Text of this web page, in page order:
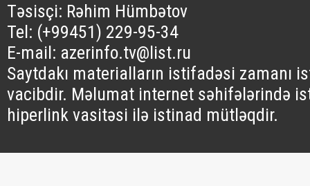
Təsisçi: Rəhim Hümbətov
Tel: (+99451) 229-95-34
E-mail: azerinfo.tv@list.ru
Saytdakı materialların istifadəsi zamanı
vacibdir. Məlumat internet səhifələrində
hiperlink vasitəsi ilə istinad mütləqdir.